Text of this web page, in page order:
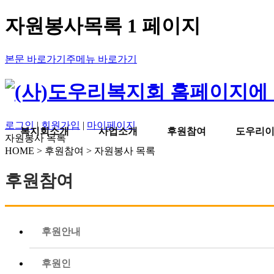
자원봉사목록 1 페이지
본문 바로가기 주메뉴 바로가기
복지회소개 사업소개 후원참여 도우리
로그인 | 회원가입 | 마이페이지
자원봉사 목록
HOME > 후원참여 > 자원봉사 목록
후원참여
후원안내
후원인